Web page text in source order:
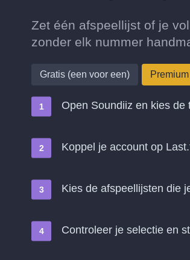
Zet één afspeellijst of je
zonder elk nummer
Gratis (een voor een)
Open Soundiiz en kies de
Koppel je account op
Kies de afspeellijsten die
Controleer je selectie en